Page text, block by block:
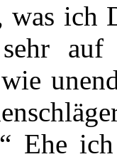
was ich
Ehe